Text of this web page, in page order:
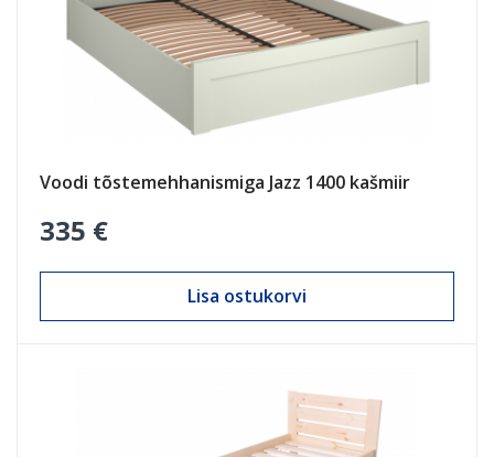
Voodi tõstemehhanismiga Jazz 1400 kašmiir
335 €
Lisa ostukorvi